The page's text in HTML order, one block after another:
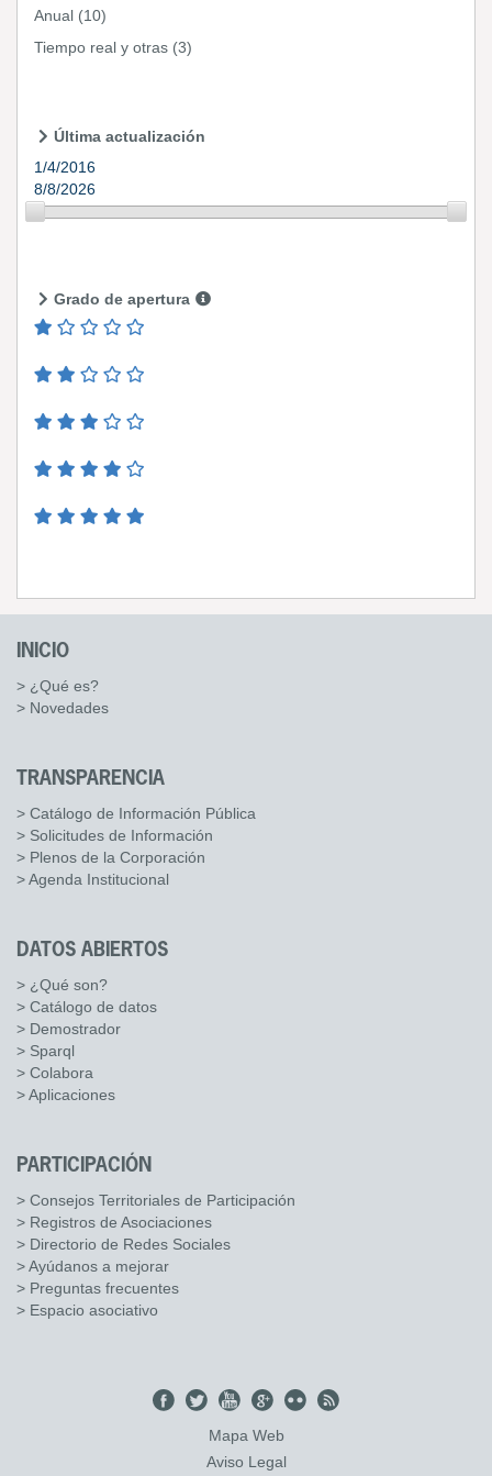
Anual (10)
Tiempo real y otras (3)
Última actualización
1/4/2016
8/8/2026
Grado de apertura
INICIO
> ¿Qué es?
> Novedades
TRANSPARENCIA
> Catálogo de Información Pública
> Solicitudes de Información
> Plenos de la Corporación
> Agenda Institucional
DATOS ABIERTOS
> ¿Qué son?
> Catálogo de datos
> Demostrador
> Sparql
> Colabora
> Aplicaciones
PARTICIPACIÓN
> Consejos Territoriales de Participación
> Registros de Asociaciones
> Directorio de Redes Sociales
> Ayúdanos a mejorar
> Preguntas frecuentes
> Espacio asociativo
Mapa Web
Aviso Legal